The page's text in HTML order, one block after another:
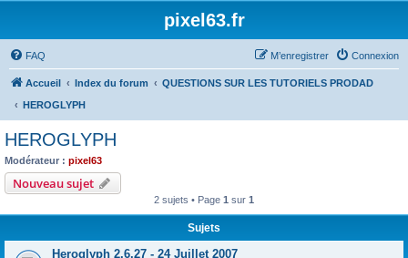
pixel63.fr
FAQ Connexion
M’enregistrer
Accueil Index du forum
QUESTIONS SUR LES TUTORIELS PRODAD
HEROGLYPH
HEROGLYPH
Modérateur : pixel63
Nouveau sujet
2 sujets • Page 1 sur 1
Sujets
Heroglyph 2.6.27 - 24 Juillet 2007